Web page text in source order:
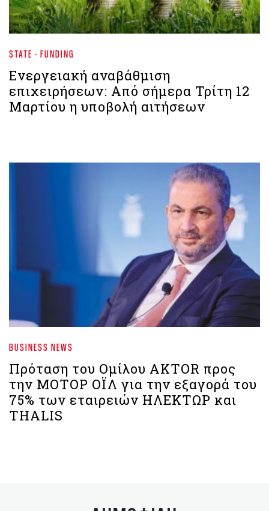
STATE - FUNDING
Ενεργειακή αναβάθμιση
επιχειρήσεων: Από σήμερα Τρίτη 12
Μαρτίου η υποβολή αιτήσεων
BUSINESS NEWS
Πρόταση του Ομίλου AKTOR προς
την ΜΟΤΟΡ ΟΪΛ για την εξαγορά του
75% των εταιρειών ΗΛΕΚΤΩΡ και
THALIS